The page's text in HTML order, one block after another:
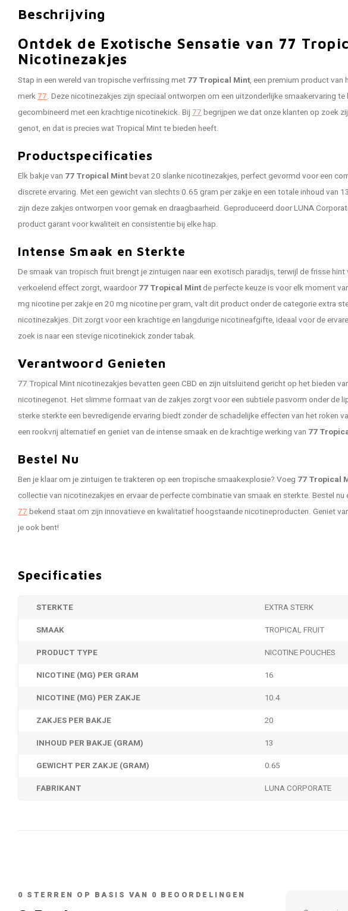
Beschrijving
Ontdek de Exotische Sensatie van 77
Nicotinezakjes
Stap in een wereld van tropische verfrissing met 77 Tropical Mint, een premium product van
merk77. Deze nicotinezakjes zijn speciaal ontworpen om een uitzonderlijke smaakervaring te
gecombineerd met een krachtige nicotinekick. Bij 77begrijpen we dat onze klanten op zoek
genot, en dat is precies wat Tropical Mint te bieden heeft.
Productspecificaties
Elk bakje van 77 Tropical Mintbevat 20 slanke nicotinezakjes, perfect gevormd voor een
discrete ervaring. Met een gewicht van slechts 0.65 gram per zakje en een totale inhoud van
zijn deze zakjes ontworpen voor gemak en draagbaarheid. Geproduceerd door LUNA
product garant voor kwaliteit en consistentie bij elke hap.
Intense Smaak en Sterkte
De smaak van tropisch fruit brengt je zintuigen naar een exotisch paradijs, terwijl de frisse hint
verkoelend effect zorgt, waardoor77 Tropical Mintde perfecte keuze is voor elk moment
mg nicotine per zakje en 20 mg nicotine per gram, valt dit product onder de categorie extra
nicotinezakjes. Dit zorgt voor een krachtige en langdurige nicotineafgifte, ideaal voor de
zoek is naar een stevige nicotinekick zonder tabak.
Verantwoord Genieten
77 Tropical Mint nicotinezakjes bevatten geen CBD en zijn uitsluitend gericht op het bieden
nicotinegenot. Het slimme formaat van de zakjes zorgt voor een subtiele pasvorm onder de
sterke sterkte een bevredigende ervaring biedt zonder de schadelijke effecten van het roken
een rookvrij alternatief en geniet van de intense smaak en de krachtige werking van 77
Bestel Nu
Ben je klaar om je zintuigen te trakteren op een tropische smaakexplosie? Voeg 77 Tropical
collectie van nicotinezakjes en ervaar de perfecte combinatie van smaak en sterkte. Bestel nu
77bekend staat om zijn innovatieve en kwalitatief hoogstaande nicotineproducten. Geniet
je ook bent!
Specificaties
STERKTE
EXTRA STERK
SMAAK
TROPICAL FRUIT
PRODUCT TYPE
NICOTINE POUCHES
NICOTINE (MG) PER GRAM
16
NICOTINE (MG) PER ZAKJE
10.4
ZAKJES PER BAKJE
20
INHOUD PER BAKJE (GRAM)
13
GEWICHT PER ZAKJE (GRAM)
0.65
FABRIKANT
LUNA CORPORATE
0 STERREN OP BASIS VAN 0 BEOORDELINGEN